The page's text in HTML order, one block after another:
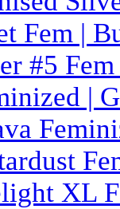
Fem |
#5
|
XL